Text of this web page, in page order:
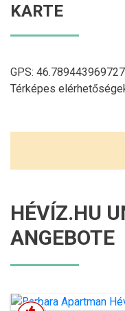
KARTE
GPS:
Térképes
HÉVÍZ.HU
ANGEBOTE